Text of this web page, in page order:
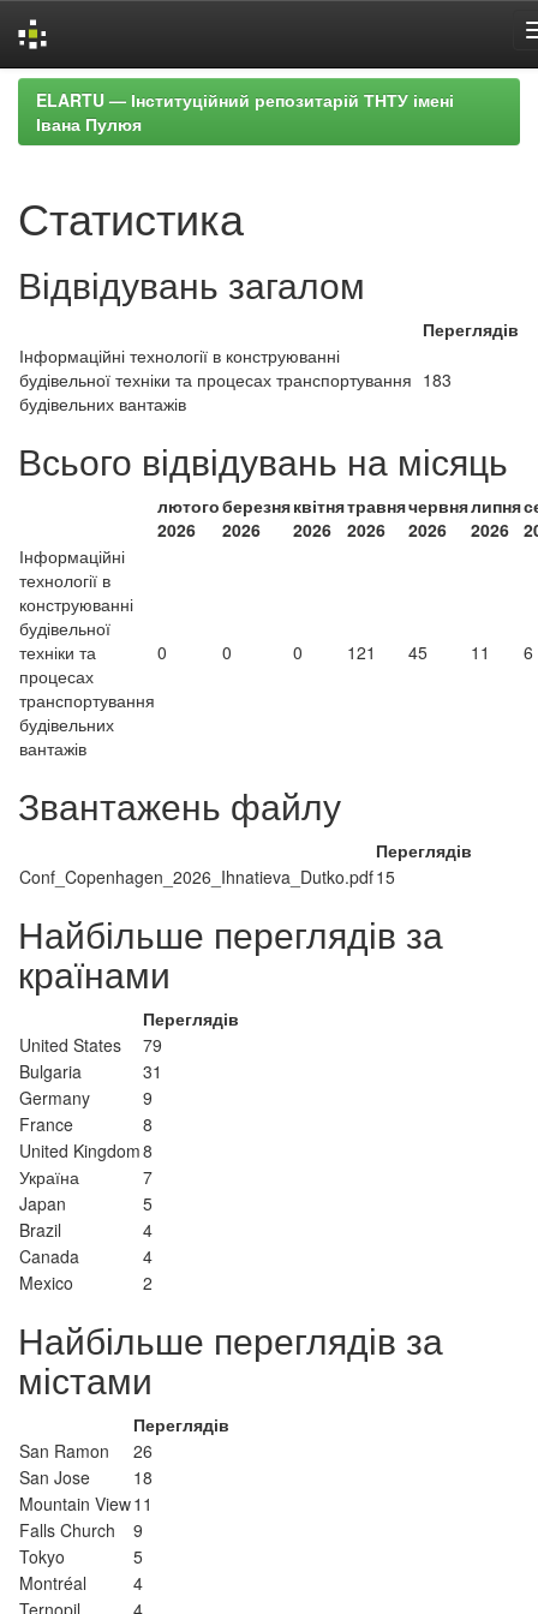
Skip
navigation
ELARTU — Інституційний репозитарій ТНТУ імені
Івана Пулюя
Статистика
Відвідувань загалом
Переглядів
Інформаційні технології в конструюванні
будівельної техніки та процесах транспортування
будівельних вантажів
183
Всього відвідувань на місяць
лютого
2026
березня
2026
квітня
2026
травня
2026
червня
2026
липня
2026
Інформаційні
технології в
конструюванні
будівельної
техніки та
процесах
транспортування
будівельних
вантажів
0 0 0 121 45 11 6
Звантажень файлу
Переглядів
Conf_Copenhagen_2026_Ihnatieva_Dutko.pdf15
Найбільше переглядів за
країнами
Переглядів
United States
79
Bulgaria
31
Germany
9
France
8
United Kingdom8
Україна
7
Japan
5
Brazil
4
Canada
4
Mexico
2
Найбільше переглядів за
містами
Переглядів
San Ramon
26
San Jose
18
Mountain View11
Falls Church
9
Tokyo
5
Montréal
4
Ternopil
4